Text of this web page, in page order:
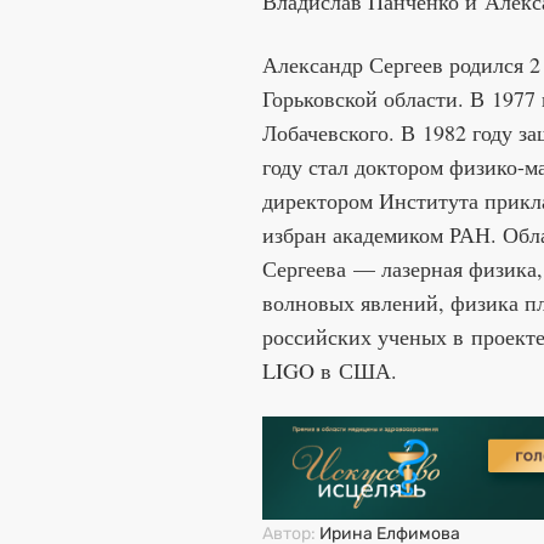
Александр Сергеев родился
Горьковской области. В
Лобачевского. В 1982 году
году стал доктором физико-
директором Института
избран академиком РАН.
Сергеева — лазерная
волновых явлений, физика
российских ученых в
LIGO в США.
Автор: Ирина Елфимова